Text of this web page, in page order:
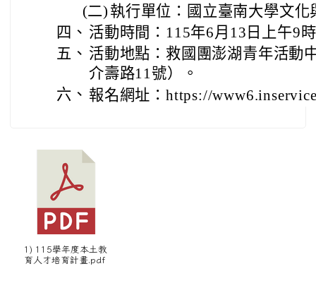
(二) 執行單位：國立臺南大學文化
四、 活動時間：115年6月13日上午9
五、 活動地點：救國團澎湖青年活動
介壽路11號）。
六、 報名網址：https://
1) 115學年度本土教
育人才培育計畫.pdf